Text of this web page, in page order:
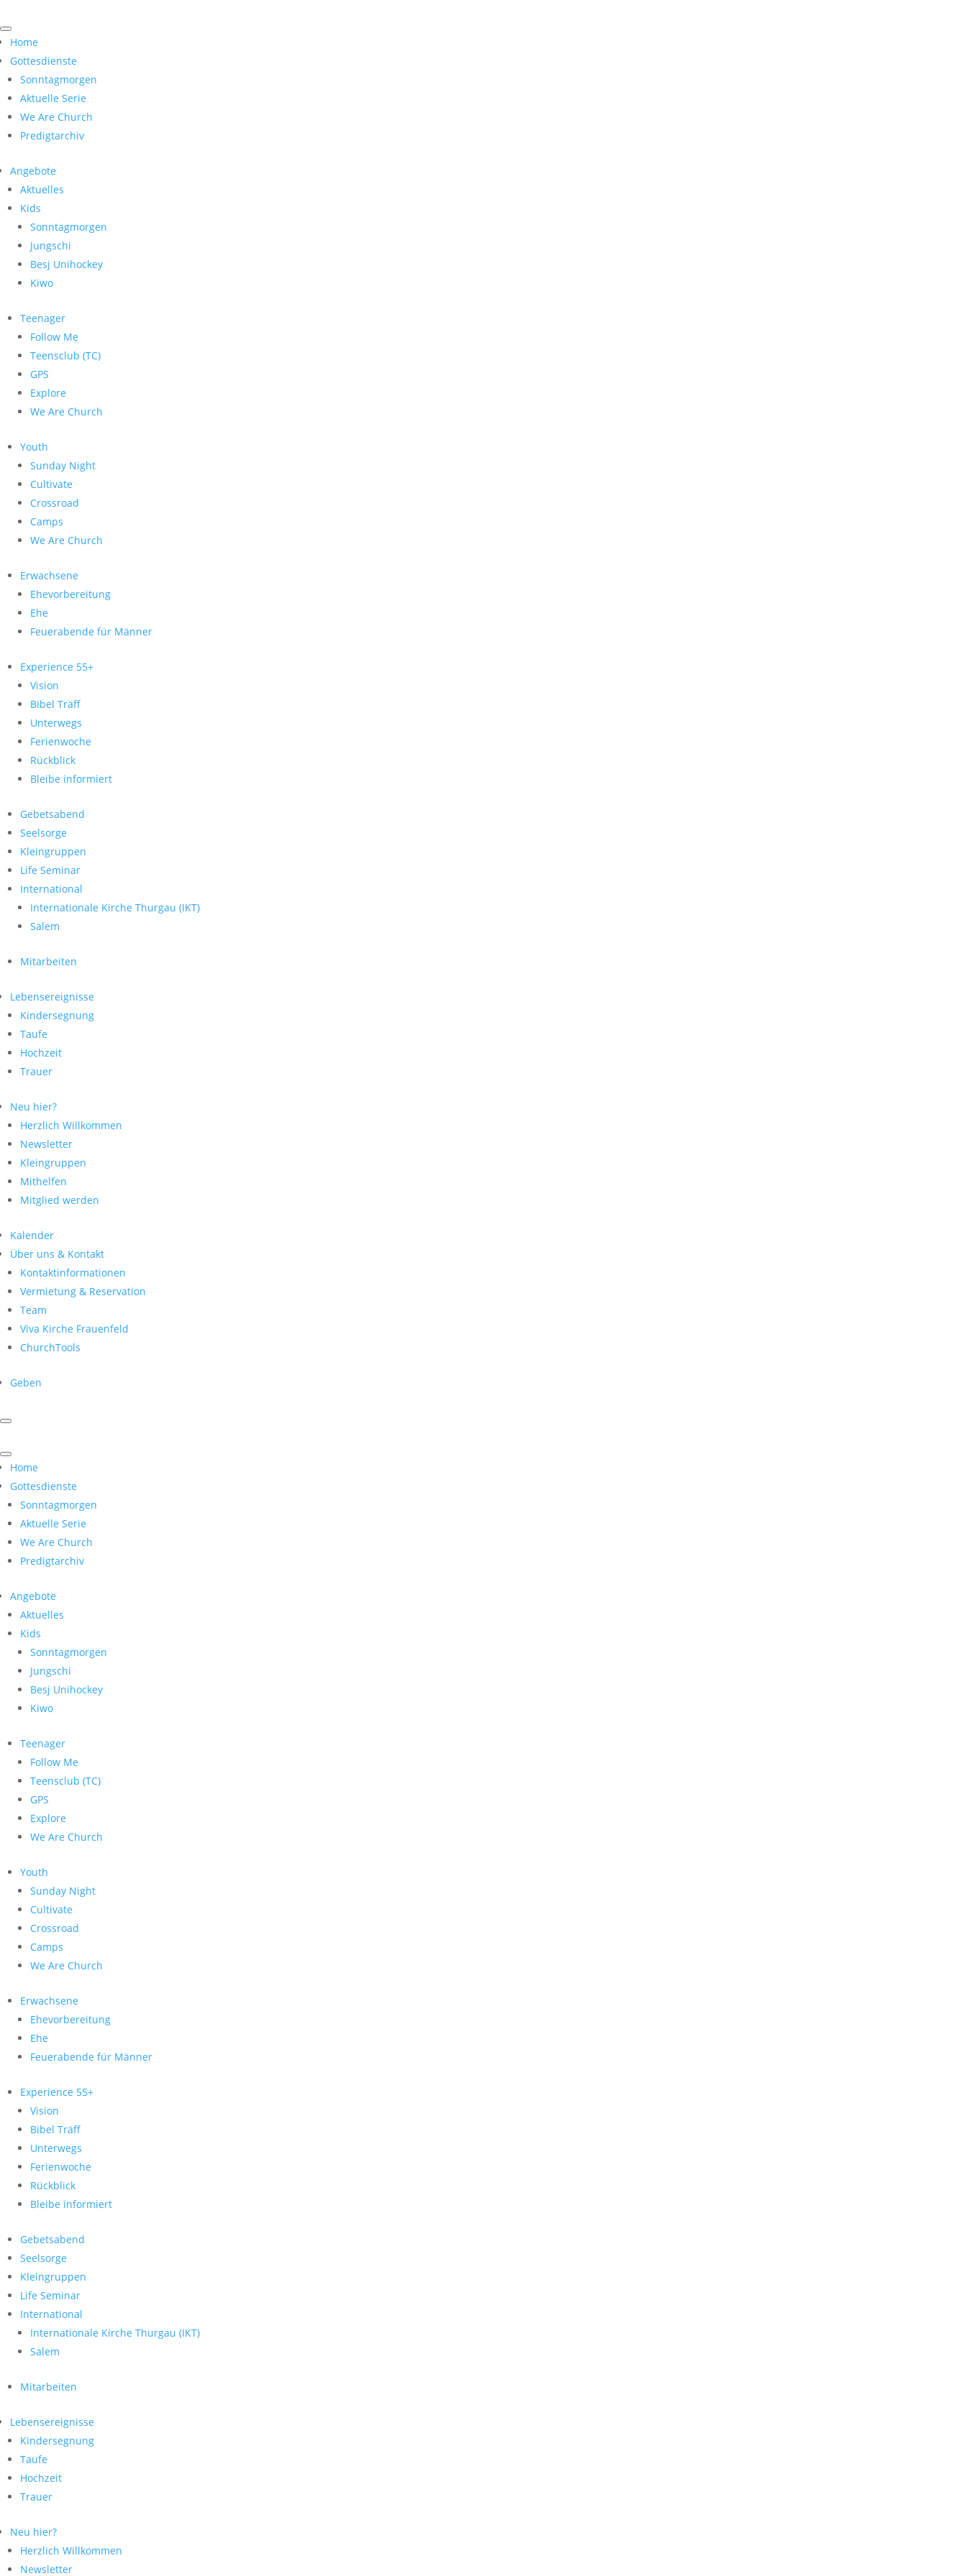
Home
Gottesdienste
Sonntagmorgen
Aktuelle Serie
We Are Church
Predigtarchiv
Angebote
Aktuelles
Kids
Sonntagmorgen
Jungschi
Besj Unihockey
Kiwo
Teenager
Follow Me
Teensclub (TC)
GPS
Explore
We Are Church
Youth
Sunday Night
Cultivate
Crossroad
Camps
We Are Church
Erwachsene
Ehevorbereitung
Ehe
Feuerabende für Männer
Experience 55+
Vision
Bibel Träff
Unterwegs
Ferienwoche
Rückblick
Bleibe informiert
Gebetsabend
Seelsorge
Kleingruppen
Life Seminar
International
Internationale Kirche Thurgau (IKT)
Salem
Mitarbeiten
Lebensereignisse
Kindersegnung
Taufe
Hochzeit
Trauer
Neu hier?
Herzlich Willkommen
Newsletter
Kleingruppen
Mithelfen
Mitglied werden
Kalender
Über uns & Kontakt
Kontaktinformationen
Vermietung & Reservation
Team
Viva Kirche Frauenfeld
ChurchTools
Geben
Home
Gottesdienste
Sonntagmorgen
Aktuelle Serie
We Are Church
Predigtarchiv
Angebote
Aktuelles
Kids
Sonntagmorgen
Jungschi
Besj Unihockey
Kiwo
Teenager
Follow Me
Teensclub (TC)
GPS
Explore
We Are Church
Youth
Sunday Night
Cultivate
Crossroad
Camps
We Are Church
Erwachsene
Ehevorbereitung
Ehe
Feuerabende für Männer
Experience 55+
Vision
Bibel Träff
Unterwegs
Ferienwoche
Rückblick
Bleibe informiert
Gebetsabend
Seelsorge
Kleingruppen
Life Seminar
International
Internationale Kirche Thurgau (IKT)
Salem
Mitarbeiten
Lebensereignisse
Kindersegnung
Taufe
Hochzeit
Trauer
Neu hier?
Herzlich Willkommen
Newsletter